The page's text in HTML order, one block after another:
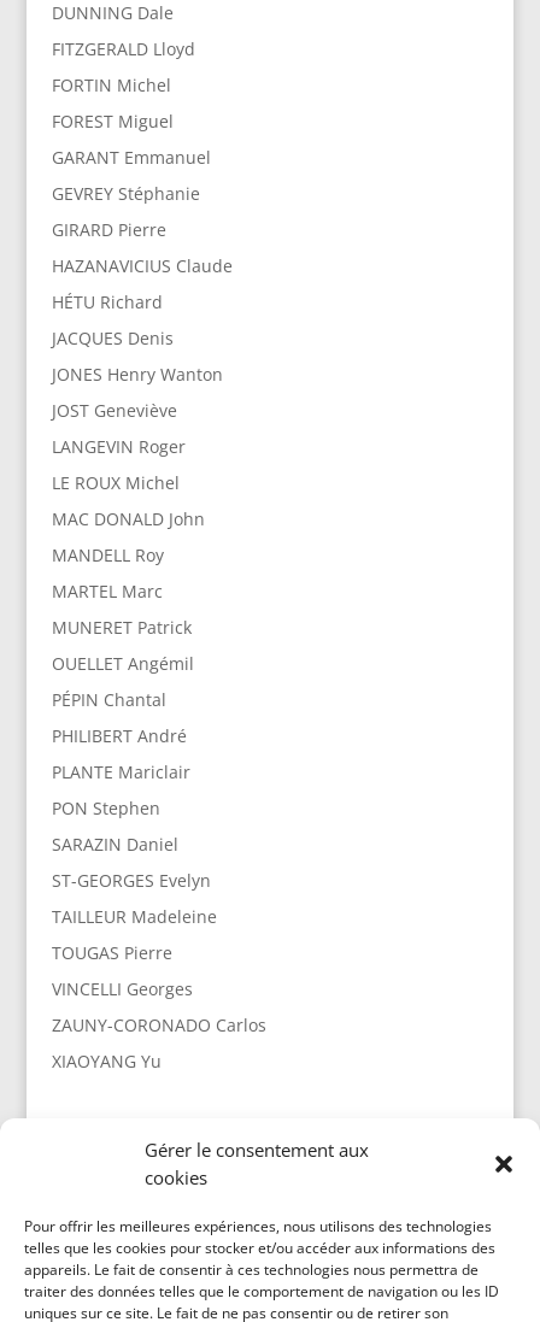
Gérer le consentement aux
cookies
Pour offrir les meilleures expériences, nous utilisons des technologies
telles que les cookies pour stocker et/ou accéder aux informations des
appareils. Le fait de consentir à ces technologies nous permettra de
traiter des données telles que le comportement de navigation ou les ID
uniques sur ce site. Le fait de ne pas consentir ou de retirer son
DUNNING Dale
FITZGERALD Lloyd
FORTIN Michel
FOREST Miguel
GARANT Emmanuel
GEVREY Stéphanie
GIRARD Pierre
HAZANAVICIUS Claude
HÉTU Richard
JACQUES Denis
JONES Henry Wanton
JOST Geneviève
LANGEVIN Roger
LE ROUX Michel
MAC DONALD John
MANDELL Roy
MARTEL Marc
MUNERET Patrick
OUELLET Angémil
PÉPIN Chantal
PHILIBERT André
PLANTE Mariclair
PON Stephen
SARAZIN Daniel
ST-GEORGES Evelyn
TAILLEUR Madeleine
TOUGAS Pierre
VINCELLI Georges
ZAUNY-CORONADO Carlos
XIAOYANG Yu